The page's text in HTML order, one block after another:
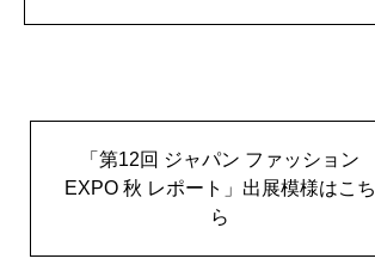
「第12回 ジャパン ファッション
EXPO 秋 レポート」出展模様はこち
ら